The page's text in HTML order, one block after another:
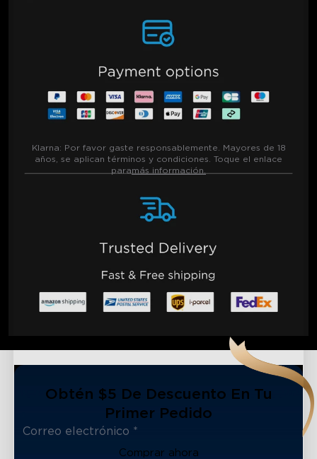
Klarna: Por favor gaste responsablemente. Mayores de 18
años, se aplican términos y condiciones. Toque el enlace
paramás información.
Obtén $5 De Descuento En Tu
Primer Pedido
Comprar ahora